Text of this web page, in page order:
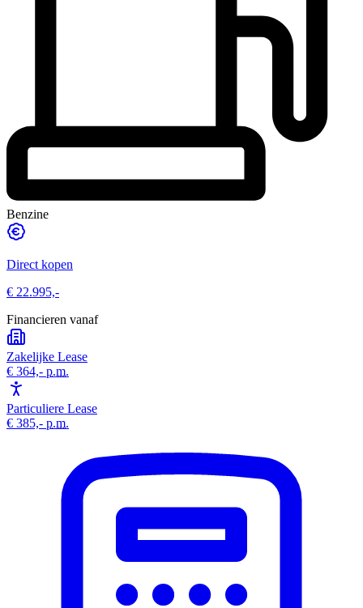
Benzine
Direct kopen
€ 22.995,-
Financieren vanaf
Zakelijke Lease
€ 364,- p.m.
Particuliere Lease
€ 385,- p.m.